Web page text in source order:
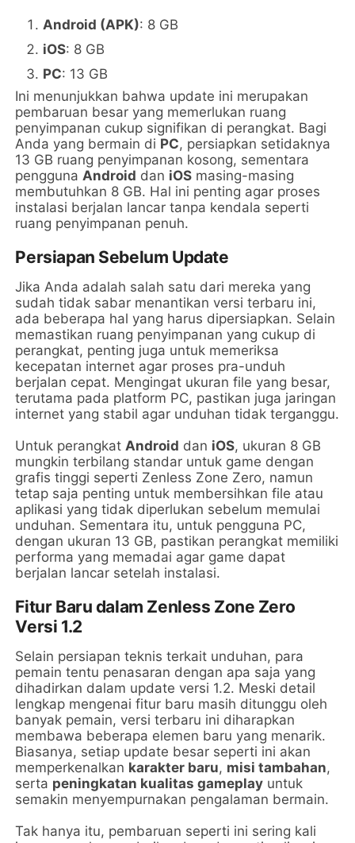
Android (APK): 8 GB
iOS: 8 GB
PC: 13 GB
Ini menunjukkan bahwa update ini merupakan
pembaruan besar yang memerlukan ruang
penyimpanan cukup signifikan di perangkat. Bagi
Anda yang bermain di PC, persiapkan setidaknya
13 GB ruang penyimpanan kosong, sementara
penggunaAndroid dan iOS masing-masing
membutuhkan 8 GB. Hal ini penting agar proses
instalasi berjalan lancar tanpa kendala seperti
ruang penyimpanan penuh.
Persiapan Sebelum Update
Jika Anda adalah salah satu dari mereka yang
sudah tidak sabar menantikan versi terbaru ini,
ada beberapa hal yang harus dipersiapkan. Selain
memastikan ruang penyimpanan yang cukup di
perangkat, penting juga untuk memeriksa
kecepatan internet agar proses pra-unduh
berjalan cepat. Mengingat ukuran file yang besar,
terutama pada platform PC, pastikan juga jaringan
internet yang stabil agar unduhan tidak terganggu.
Untuk perangkatAndroid dan iOS, ukuran 8 GB
mungkin terbilang standar untuk game dengan
grafis tinggi seperti Zenless Zone Zero, namun
tetap saja penting untuk membersihkan file atau
aplikasi yang tidak diperlukan sebelum memulai
unduhan. Sementara itu, untuk pengguna PC,
dengan ukuran 13 GB, pastikan perangkat memiliki
performa yang memadai agar game dapat
berjalan lancar setelah instalasi.
Fitur Baru dalam Zenless Zone Zero
Versi 1.2
Selain persiapan teknis terkait unduhan, para
pemain tentu penasaran dengan apa saja yang
dihadirkan dalam update versi 1.2. Meski detail
lengkap mengenai fitur baru masih ditunggu oleh
banyak pemain, versi terbaru ini diharapkan
membawa beberapa elemen baru yang menarik.
Biasanya, setiap update besar seperti ini akan
memperkenalkan karakter baru, misi tambahan,
serta peningkatan kualitas gameplay untuk
semakin menyempurnakan pengalaman bermain.
Tak hanya itu, pembaruan seperti ini sering kali